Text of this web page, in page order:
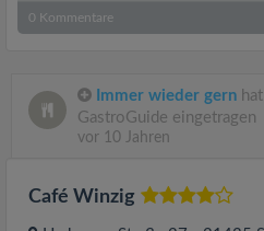
0 Kommentare
Immer wieder gern hat
GastroGuide eingetragen
vor 10 Jahren
Café Winzig